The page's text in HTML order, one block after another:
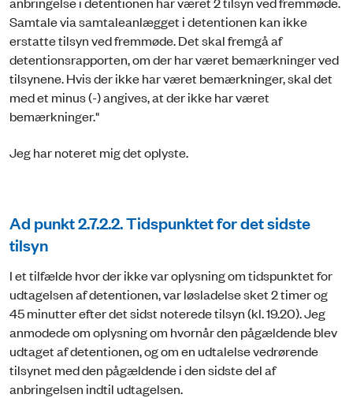
Samtale via samtaleanlægget i detentionen kan ikke
erstatte tilsyn ved fremmøde. Det skal fremgå af
detentionsrapporten, om der har været bemærkninger ved
tilsynene. Hvis der ikke har været bemærkninger, skal det
med et minus (-) angives, at der ikke har været
bemærkninger."
Jeg har noteret mig det oplyste.
Ad punkt 2.7.2.2. Tidspunktet for det sidste
tilsyn
I et tilfælde hvor der ikke var oplysning om tidspunktet for
udtagelsen af detentionen, var løsladelse sket 2 timer og
45 minutter efter det sidst noterede tilsyn (kl. 19.20). Jeg
anmodede om oplysning om hvornår den pågældende blev
udtaget af detentionen, og om en udtalelse vedrørende
tilsynet med den pågældende i den sidste del af
anbringelsen indtil udtagelsen.